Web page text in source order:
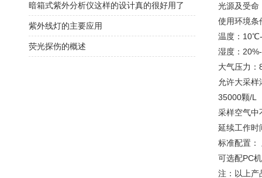
光源及受命
使用环境条
温度：
湿度：
大气压力：
允许大采样
35000颗/L
采样空气中
延续工作时
标准配置：
可选配PC
注：以上产
暗箱式紫外分析仪这样的设计真的很好用了
紫外线灯的主要应用
荧光探伤的概述